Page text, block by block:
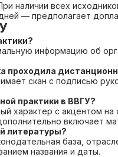
всех
— предполагает
информацию об
проходила
скан с подписью
практики в ВВГУ?
характер с акцентом
включает
литературы?
база,
названия и даты.